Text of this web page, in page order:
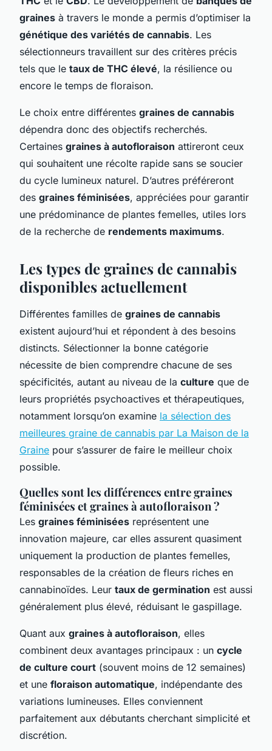
graines à travers le monde a permis d’optimiser la
génétique des variétés de cannabis. Les
sélectionneurs travaillent sur des critères précis
tels que le taux de THC élevé, la résilience ou
encore le temps de floraison.
Le choix entre différentes graines de cannabis
dépendra donc des objectifs recherchés.
Certaines graines à autofloraison attireront ceux
qui souhaitent une récolte rapide sans se soucier
du cycle lumineux naturel. D’autres préféreront
des graines féminisées, appréciées pour garantir
une prédominance de plantes femelles, utiles lors
de la recherche de rendements maximums.
Les types de graines de cannabis
disponibles actuellement
Différentes familles de graines de cannabis
existent aujourd’hui et répondent à des besoins
distincts. Sélectionner la bonne catégorie
nécessite de bien comprendre chacune de ses
spécificités, autant au niveau de la culture que de
leurs propriétés psychoactives et thérapeutiques,
notamment lorsqu’on examine la sélection des
meilleures graine de cannabis par La Maison de la
Graine pour s’assurer de faire le meilleur choix
possible.
Quelles sont les différences entre graines
féminisées et graines à autofloraison ?
Les graines féminisées représentent une
innovation majeure, car elles assurent quasiment
uniquement la production de plantes femelles,
responsables de la création de fleurs riches en
cannabinoïdes. Leur taux de germination est aussi
généralement plus élevé, réduisant le gaspillage.
Quant aux graines à autofloraison, elles
combinent deux avantages principaux : un cycle
de culture court (souvent moins de 12 semaines)
et une floraison automatique, indépendante des
variations lumineuses. Elles conviennent
parfaitement aux débutants cherchant simplicité et
discrétion.